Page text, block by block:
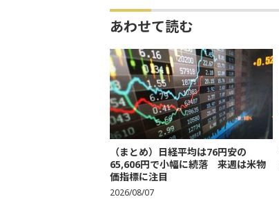
あわせて読む
（まとめ）日経平均は76円安の
65,606円で小幅に続落 来週は米物
価指標に注目
2026/08/07